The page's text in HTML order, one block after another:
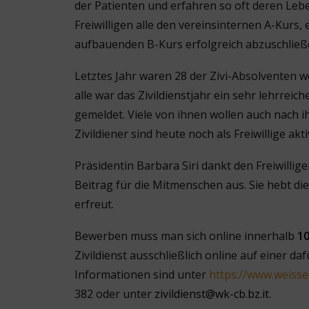
der Patienten und erfahren so oft deren
Freiwilligen alle den vereinsinternen A-Kurs,
aufbauenden B-Kurs erfolgreich
Letztes Jahr waren 28 der Zivi-Absolventen
alle war das Zivildienstjahr ein sehr
gemeldet. Viele von ihnen wollen auch
Zivildiener sind heute noch als Freiwillige
Präsidentin Barbara Siri dankt den
Beitrag für die Mitmenschen aus. Sie hebt
erfreut.
Bewerben muss man sich online innerhalb
Zivildienst ausschließlich online auf einer
Informationen sind unter https://
382 oder unter zivildienst@wk-cb.bz.it.